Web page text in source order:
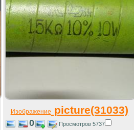
Изображение picture(31033)
0 Просмотров 5737